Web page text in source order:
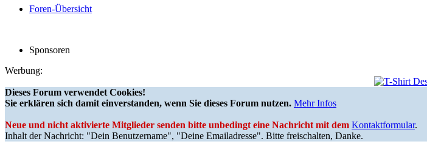
Foren-Übersicht
Sponsoren
Werbung:
Dieses Forum verwendet Cookies!
Sie erklären sich damit einverstanden, wenn Sie dieses Forum nutzen. Mehr Infos
Neue und nicht aktivierte Mitglieder senden bitte unbedingt eine Nachricht mit dem Kontaktformular.
Inhalt der Nachricht: "Dein Benutzername", "Deine Emailadresse". Bitte freischalten, Danke.